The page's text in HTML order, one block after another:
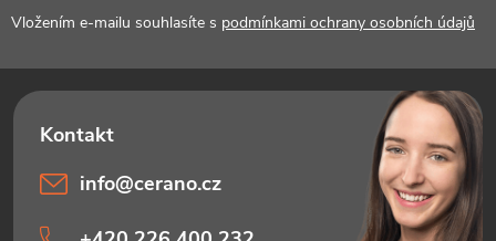
Vložením e-mailu souhlasíte s podmínkami ochrany osobních údajů
info@cerano.cz